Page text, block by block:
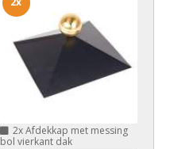
2xAfdekkap met messing
bol vierkant dak